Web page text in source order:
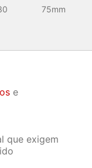
75mm
e
que exigem